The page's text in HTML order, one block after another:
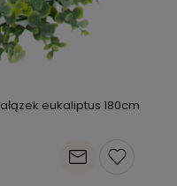
eukaliptus 180cm